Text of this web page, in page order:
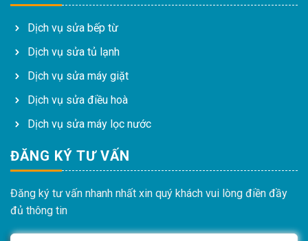
Dịch vụ sửa bếp từ
Dịch vụ sửa tủ lạnh
Dịch vụ sửa máy giặt
Dịch vụ sửa điều hoà
Dịch vụ sửa máy lọc nước
ĐĂNG KÝ TƯ VẤN
Đăng ký tư vấn nhanh nhất xin quý khách vui lòng điền đầy
đủ thông tin